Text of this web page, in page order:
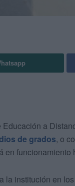
a
de grados, o
en
la institución en